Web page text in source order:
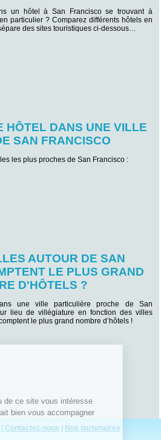
un hôtel à San Francisco se trouvant à
particulier ? Comparez différents hôtels en
des sites touristiques ci-dessous…
HÔTEL DANS UNE VILLE
SAN FRANCISCO
les plus proches de San Francisco :
AUTOUR DE SAN
LE PLUS GRAND
D'HÔTELS ?
une ville particulière proche de San
lieu de villégiature en fonction des villes
le plus grand nombre d’hôtels !
Contactez-nous Nos partenaires
le contenu de
vous déranger, mais on aimerait bien
visite...